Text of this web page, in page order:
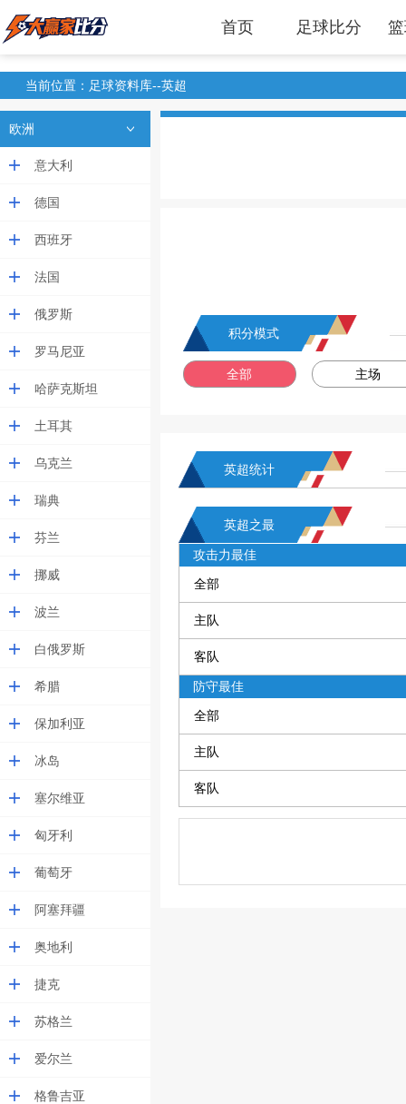
首页 足球比分
当前位置：足球资料库--英超
欧洲
意大利
德国
西班牙
法国
俄罗斯
罗马尼亚
哈萨克斯坦
土耳其
乌克兰
瑞典
芬兰
挪威
波兰
白俄罗斯
希腊
保加利亚
冰岛
塞尔维亚
匈牙利
葡萄牙
阿塞拜疆
奥地利
捷克
苏格兰
爱尔兰
格鲁吉亚
积分模式
全部 主场
英超统计
英超之最
攻击力最佳
全部
主队
客队
防守最佳
全部
主队
客队